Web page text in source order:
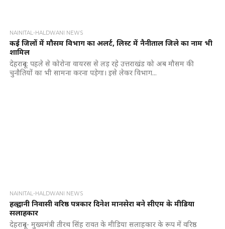
NAINITAL-HALDWANI NEWS
कई जिलों में मौसम विभाग का अलर्ट, लिस्ट में नैनीताल जिले का नाम भी
शामिल
देहरादून: पहले से कोरोना वायरस से लड़ रहे उत्तराखंड को अब मौसम की
चुनौतियों का भी सामना करना पड़ेगा। इसे लेकर विभाग...
NAINITAL-HALDWANI NEWS
हल्द्वानी निवासी वरिष्ठ पत्रकार दिनेश मानसेरा बने सीएम के मीडिया
सलाहकार
देहरादून- मुख्यमंत्री तीरथ सिंह रावत के मीडिया सलाहकार के रूप में वरिष्ठ